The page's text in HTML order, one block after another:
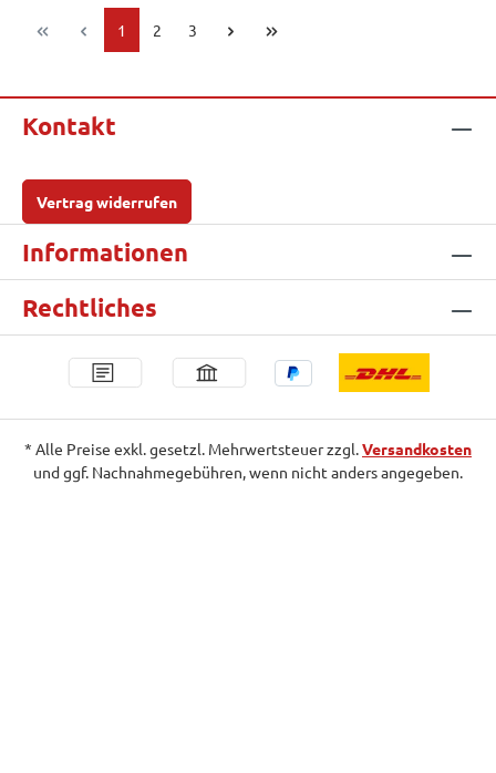
Seite
1 Seite
2 Seite
3
Kontakt
Vertrag widerrufen
Informationen
Rechtliches
* Alle Preise exkl. gesetzl. Mehrwertsteuer zzgl.Versandkosten
und ggf. Nachnahmegebühren, wenn nicht anders angegeben.